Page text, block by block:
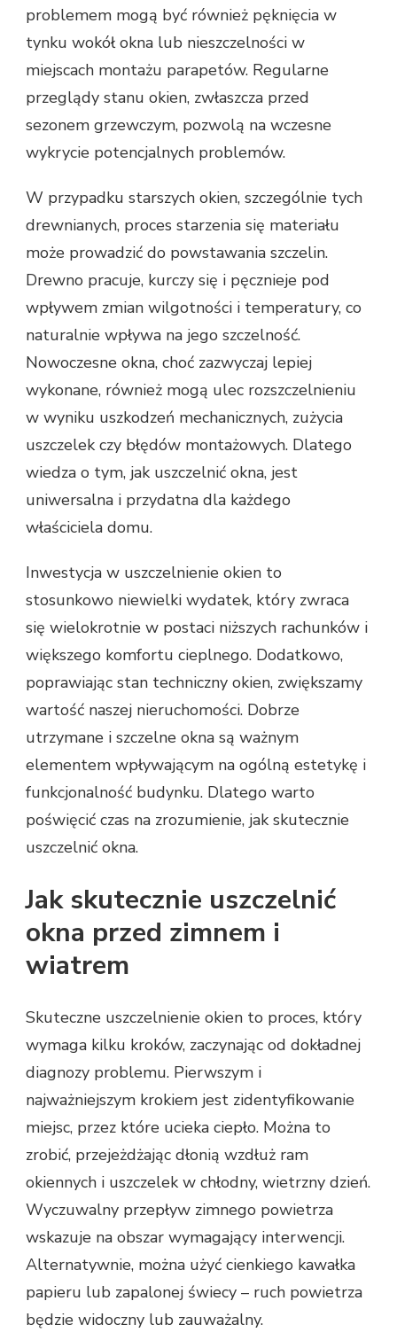
problemem mogą być również pęknięcia w
tynku wokół okna lub nieszczelności w
miejscach montażu parapetów. Regularne
przeglądy stanu okien, zwłaszcza przed
sezonem grzewczym, pozwolą na wczesne
wykrycie potencjalnych problemów.
W przypadku starszych okien, szczególnie tych
drewnianych, proces starzenia się materiału
może prowadzić do powstawania szczelin.
Drewno pracuje, kurczy się i pęcznieje pod
wpływem zmian wilgotności i temperatury, co
naturalnie wpływa na jego szczelność.
Nowoczesne okna, choć zazwyczaj lepiej
wykonane, również mogą ulec rozszczelnieniu
w wyniku uszkodzeń mechanicznych, zużycia
uszczelek czy błędów montażowych. Dlatego
wiedza o tym, jak uszczelnić okna, jest
uniwersalna i przydatna dla każdego
właściciela domu.
Inwestycja w uszczelnienie okien to
stosunkowo niewielki wydatek, który zwraca
się wielokrotnie w postaci niższych rachunków i
większego komfortu cieplnego. Dodatkowo,
poprawiając stan techniczny okien, zwiększamy
wartość naszej nieruchomości. Dobrze
utrzymane i szczelne okna są ważnym
elementem wpływającym na ogólną estetykę i
funkcjonalność budynku. Dlatego warto
poświęcić czas na zrozumienie, jak skutecznie
uszczelnić okna.
Jak skutecznie uszczelnić
okna przed zimnem i
wiatrem
Skuteczne uszczelnienie okien to proces, który
wymaga kilku kroków, zaczynając od dokładnej
diagnozy problemu. Pierwszym i
najważniejszym krokiem jest zidentyfikowanie
miejsc, przez które ucieka ciepło. Można to
zrobić, przejeżdżając dłonią wzdłuż ram
okiennych i uszczelek w chłodny, wietrzny dzień.
Wyczuwalny przepływ zimnego powietrza
wskazuje na obszar wymagający interwencji.
Alternatywnie, można użyć cienkiego kawałka
papieru lub zapalonej świecy – ruch powietrza
będzie widoczny lub zauważalny.